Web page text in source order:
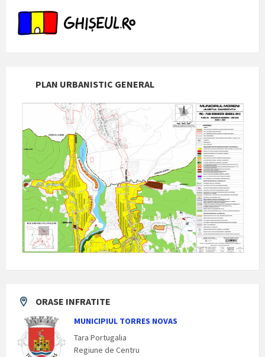
PLAN URBANISTIC GENERAL
ORASE INFRATITE
MUNICIPIUL TORRES NOVAS
Tara Portugalia
Regiune de Centru